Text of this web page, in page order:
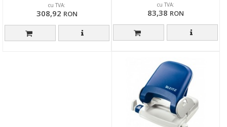
cu TVA:
308,92 RON
cu TVA:
83,38 RON